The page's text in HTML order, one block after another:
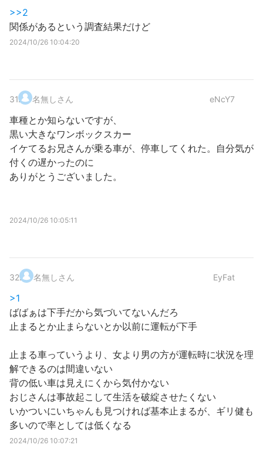
>>2
関係があるという調査結果だけど
2024/10/26 10:04:20
31. 名無しさん eNcY7
車種とか知らないですが、
黒い大きなワンボックスカー
イケてるお兄さんが乗る車が、停車してくれた。自分気が
付くの遅かったのに
ありがとうございました。
2024/10/26 10:05:11
32. 名無しさん EyFat
>1
ばばぁは下手だから気づいてないんだろ
止まるとか止まらないとか以前に運転が下手
止まる車っていうより、女より男の方が運転時に状況を理
解できるのは間違いない
背の低い車は見えにくから気付かない
おじさんは事故起こして生活を破綻させたくない
いかついにいちゃんも見つければ基本止まるが、ギリ健も
多いので率としては低くなる
2024/10/26 10:07:21